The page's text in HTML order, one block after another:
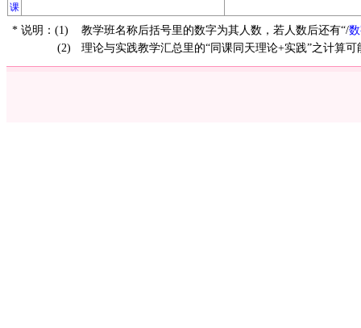
课
* 说明：(1) 教学班名称后括号里的数字为其人数，若人数后还有“/
(2)
理论与实践教学汇总里的“同课同天理论+实践”之计算